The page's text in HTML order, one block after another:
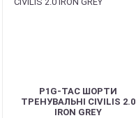
P1G-TAC ШОРТИ
ТРЕНУВАЛЬНІ CIVILIS 2.0
IRON GREY